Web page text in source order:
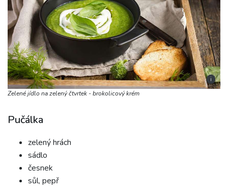
i
Zelené jídlo na zelený čtvrtek - brokolicový krém
Pučálka
zelený hrách
sádlo
česnek
sůl, pepř